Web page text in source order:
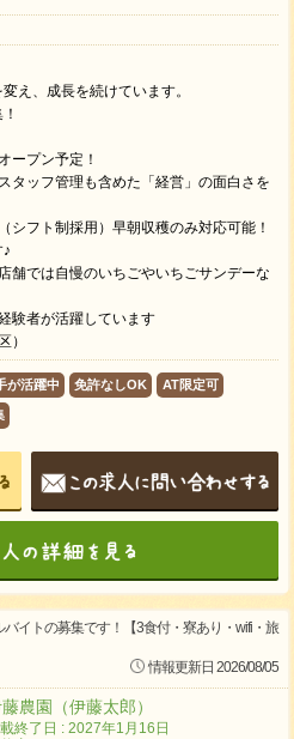
え、成長を続けています。
ープン予定！
タッフ管理も含めた「経営」の面白さを
シフト制採用）早朝収穫のみ対応可能！
舗では自慢のいちごやいちごサンデーな
験者が活躍しています
）
が活躍中 免許なしOK AT限定可
イトの募集です！【3食付・寮あり・wifi・旅
情報更新日 2026/08/05
農園（伊藤太郎）
終了日 : 2027年1月16日